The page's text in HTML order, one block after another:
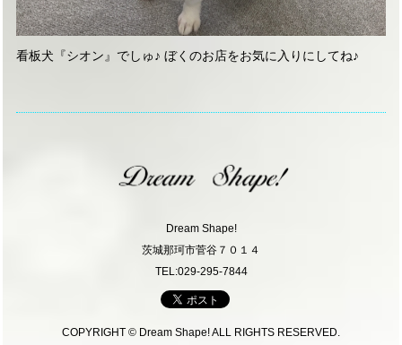
看板犬『シオン』でしゅ♪ ぼくのお店をお気に入りにしてね♪
Dream Shape!
茨城那珂市菅谷７０１４
TEL:029-295-7844
COPYRIGHT © Dream Shape! ALL RIGHTS RESERVED.